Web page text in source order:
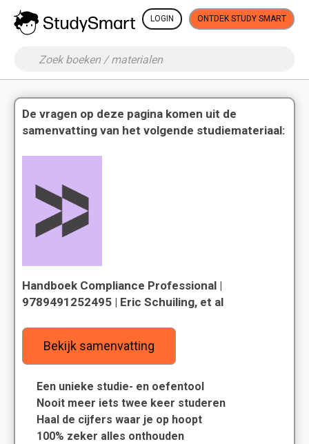
LOGIN ONTDEK STUDY SMART
De vragen op deze pagina komen uit de
samenvatting van het volgende studiemateriaal:
Handboek Compliance Professional |
9789491252495 | Eric Schuiling, et al
Bekijk samenvatting
Een unieke studie- en oefentool
Nooit meer iets twee keer studeren
Haal de cijfers waar je op hoopt
100% zeker alles onthouden